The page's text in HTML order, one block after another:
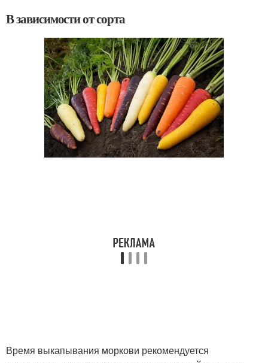
В зависимости от сорта
Время выкапывания моркови рекомендуется